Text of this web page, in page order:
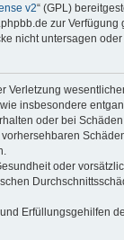
v2“ (GPL)
zur
nicht untersagen
insbesondere
oder bei
oder
Erfüllungsgehilfen